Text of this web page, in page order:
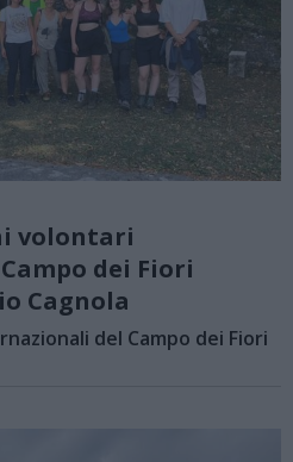
volontari
dei Fiori
Cagnola
del Campo dei Fiori